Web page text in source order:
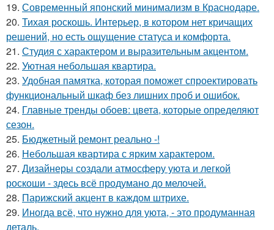
19. Современный японский минимализм в Краснодаре.
20. Тихая роскошь. Интерьер, в котором нет кричащих
решений, но есть ощущение статуса и комфорта.
21. Студия с характером и выразительным акцентом.
22. Уютная небольшая квартира.
23. Удобная памятка, которая поможет спроектировать
функциональный шкаф без лишних проб и ошибок.
24. Главные тренды обоев: цвета, которые определяют
сезон.
25. Бюджетный ремонт реально -!
26. Небольшая квартира с ярким характером.
27. Дизайнеры создали атмосферу уюта и легкой
роскоши - здесь всё продумано до мелочей.
28. Парижский акцент в каждом штрихе.
29. Иногда всё, что нужно для уюта, - это продуманная
деталь.